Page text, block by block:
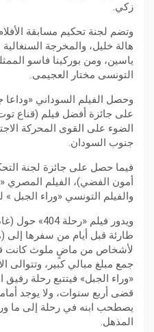
زكي.
وتضم لجنة تحكيم مسابقة
هالة خليل، والمخرجة
ياسين، ومن بوركينا فاسو
التونسى مختار العجيمى.
وحصل الفيلم السوداني «وداعا
على جائزة أفضل فيلم (قناع
الضوء على القوى المحركة
جنوب السودان.
فيما حصل على جائزة لجنة
والفيلم التونسي «وراء
ويدور فيلم
طارئة قبل أيام من سفرها إلى
لأشخاص من ماضٍ ملوث كانت
جمع مبلغ مبالي كبير، وتتوالى
«وراء الجبل» فيتتبع رحلة
قضى أربع سنوات، ولا يوجد
يصطحب ابنه في رحلة إلى ما
المذهل.